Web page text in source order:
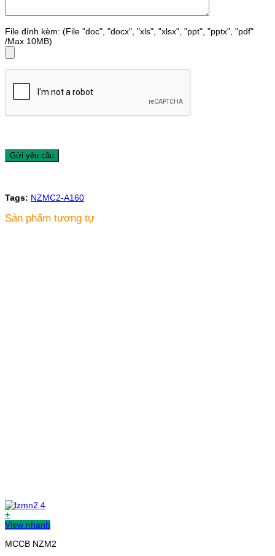
File đính kèm: (File "doc", "docx", "xls", "xlsx", "ppt", "pptx", "pdf"
/Max 10MB)
Tags: NZMC2-A160
Sản phẩm tương tự
+
View nhanh
MCCB NZM2